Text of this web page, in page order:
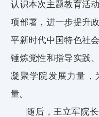
认识本次主题教育活
项部署， 进一步提升
平新时代中国特色社
锤炼党性和指导实践
凝聚学院发展力量，
量。
随后，王立军院长